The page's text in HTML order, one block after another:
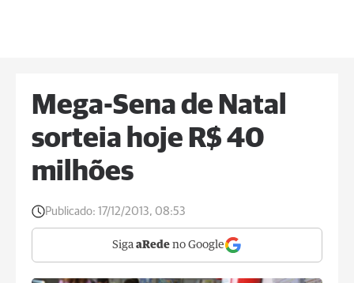
Mega-Sena de Natal
sorteia hoje R$ 40
milhões
Publicado: 17/12/2013, 08:53
Siga aRede no Google